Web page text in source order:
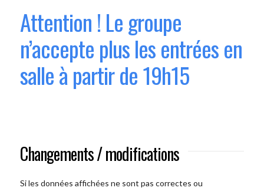
Attention ! Le groupe
n’accepte plus les entrées en
salle à partir de 19h15
Changements / modifications
Si les données affichées ne sont pas correctes ou